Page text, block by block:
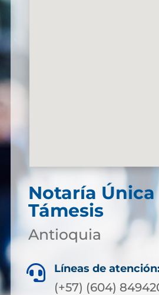
Notaría Única
Támesis
Antioquia
 Líneas de atención:
(+57) (604)